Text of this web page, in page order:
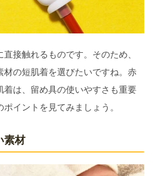
接触れるものです。そのため、
の短肌着を選びたいですね。赤
は、留め具の使いやすさも重要
イントを見てみましょう。
素材